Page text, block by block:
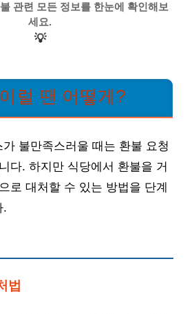
관련 모든 정보를 한눈에 확인해보
세요.
💡
럴 땐 어떻게?
불만족스러울 때는 환불 요청
다. 하지만 식당에서 환불을 거
로 대처할 수 있는 방법을 단계
.
법